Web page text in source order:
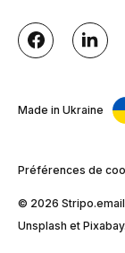
Made in Ukraine
Préférences de
© 2026
Unsplash et Pixabay.